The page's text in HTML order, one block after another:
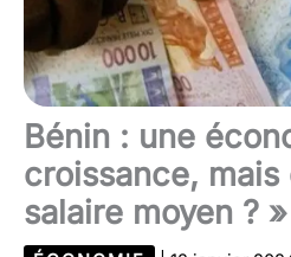
Bénin : une
croissance, mais
salaire moyen ? »